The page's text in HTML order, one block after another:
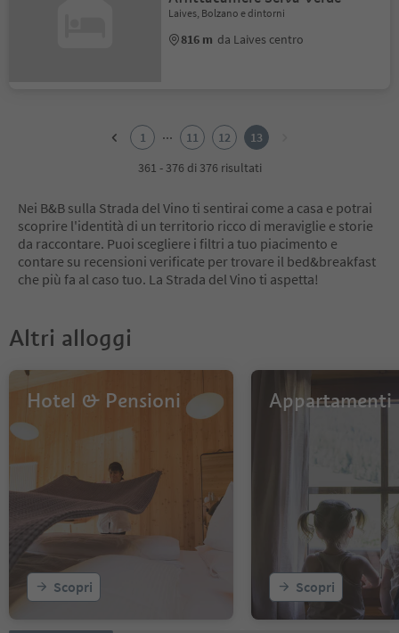
Laives, Bolzano e dintorni
816 m da Laives centro
10
11
13
1 ... 11 12
13
361 - 376 di 376 risultati
Nei B&B sulla Strada del Vino ti sentirai come a casa e potrai
scoprire l'identità di un territorio ricco di meraviglie e storie
da raccontare. Puoi scegliere i filtri a tuo piacimento e
contare su recensioni verificate per trovare il bed&breakfast
che più fa al caso tuo. La Strada del Vino ti aspetta!
Altri alloggi
Hotel & Pensioni
Scopri
Appartamenti
Scopri